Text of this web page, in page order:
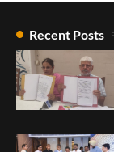
4
Recent Posts